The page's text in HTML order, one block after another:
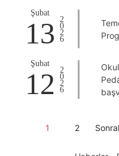
Şubat
13 2026
Şubat
12 2026
1 2